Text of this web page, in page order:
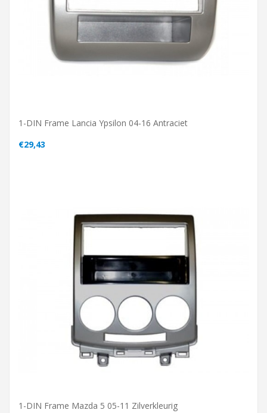
1-DIN Frame Lancia Ypsilon 04-16 Antraciet
€29,43
1-DIN Frame Mazda 5 05-11 Zilverkleurig